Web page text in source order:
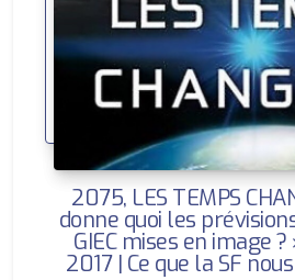
2075, LES TEMPS
donne quoi les
GIEC mises en image ?
2017 | Ce que la SF